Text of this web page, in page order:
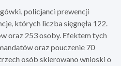
policjanci prewencji
których liczba sięgnęła 122.
oraz 253 osoby. Efektem tych
oraz pouczenie 70
osób skierowano wnioski o